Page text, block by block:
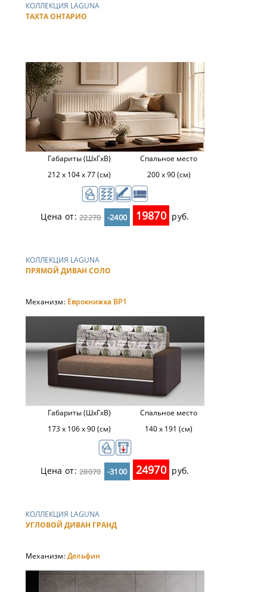
КОЛЛЕКЦИЯ LAGUNA
ТАХТА ОНТАРИО
Габариты (ШхГхВ)
212 х 104 х 77 (см)
Спальное место
200 х 90 (см)
Цена от:22270 -2400 19870 руб.
КОЛЛЕКЦИЯ LAGUNA
ПРЯМОЙ ДИВАН СОЛО
Механизм: Еврокнижка ВР1
Габариты (ШхГхВ)
173 х 106 х 90 (см)
Спальное место
140 x 191 (см)
Цена от:28070 -3100 24970 руб.
КОЛЛЕКЦИЯ LAGUNA
УГЛОВОЙ ДИВАН ГРАНД
Механизм:Дельфин